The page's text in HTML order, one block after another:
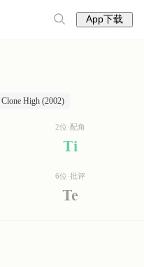
App下载
High (2002)
2位·配角
Ti
6位·批评
Te